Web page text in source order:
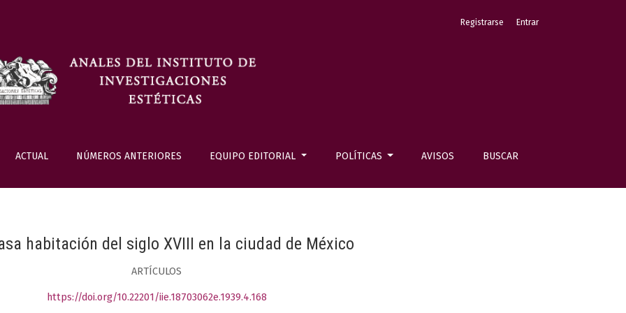
ACTUAL NÚMEROS ANTERIORES EQUIPO EDITORIAL POLÍTICAS AVISOS BUSCAR
Registrarse Entrar
habitación del siglo XVIII en la ciudad de México
ARTÍCULOS
https://doi.org/10.22201/iie.18703062e.1939.4.168